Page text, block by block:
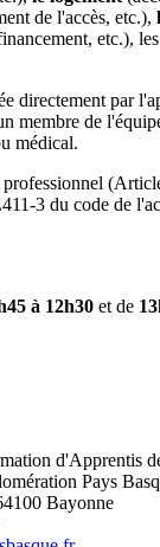
de l'accès, etc.),
etc.),
directement par
membre de
médical.
3 du code de
à 12h30 et de
d'Apprentis
Pays
Bayonne